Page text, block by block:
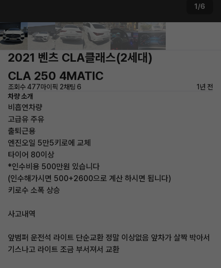
1/6
2021 벤츠 CLA클래스(2세대)
CLA 250 4MATIC
조회수 477마이픽 2채팅 6
1년 전
차량 소개
비흡연차량
고급유 주유
출퇴근용
엔진오일 5만5키로에 교체
타이어 80이상
*인수비용 500만원 있습니다
(인수해가시면 500+2600으로 계산 하시면 됩니다)
키로수 소폭 상승
사고내역
앞범퍼 운전석 라이트 단순교환 정말 이상없음 앞차가 살짝 박아서
기스나고 라이트 조금 부서져서 교환